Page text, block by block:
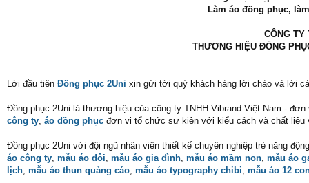
Làm áo đồng phục,
CÔNG TY
THƯƠNG HIỆU ĐỒNG
Lời đầu tiên Đồng phục 2Uni xin gửi tới quý khách hàng lời chào và lời
Đồng phục 2Uni là thương hiệu của công ty TNHH Vibrand Việt Nam -
công ty, áo đồng phục đơn vị tổ chức sự kiện với kiểu cách và chất liệu
Đồng phục 2Uni với đội ngũ nhân viên thiết kế chuyên nghiệp trẻ năng
áo công ty, mẫu áo đôi, mẫu áo gia đình, mẫu áo mầm non, mẫu áo
lịch, mẫu áo thun quảng cáo, mẫu áo typography chibi, mẫu áo 12